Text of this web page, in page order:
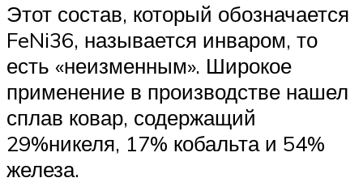
Этот состав, который обозначается
FeNi36, называется инваром, то
есть «неизменным». Широкое
применение в производстве нашел
сплав ковар, содержащий
29%никеля, 17% кобальта и 54%
железа.